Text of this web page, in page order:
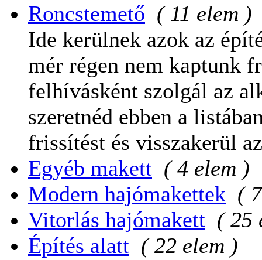
Roncstemető ( 11 elem )
Ide kerülnek azok az
mér régen nem kaptunk
felhívásként szolgál az
szeretnéd ebben a
frissítést és visszakerül
Egyéb makett ( 4 elem )
Modern hajómakettek (
Vitorlás hajómakett ( 25
Építés alatt ( 22 elem )